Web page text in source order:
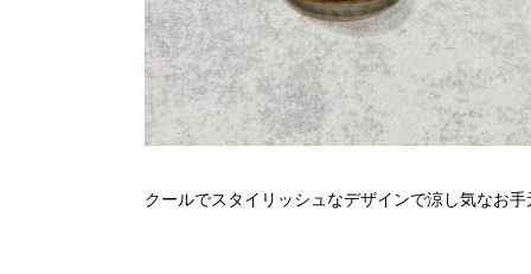
クールでスタイリッシュなデザインで涼し気なお手